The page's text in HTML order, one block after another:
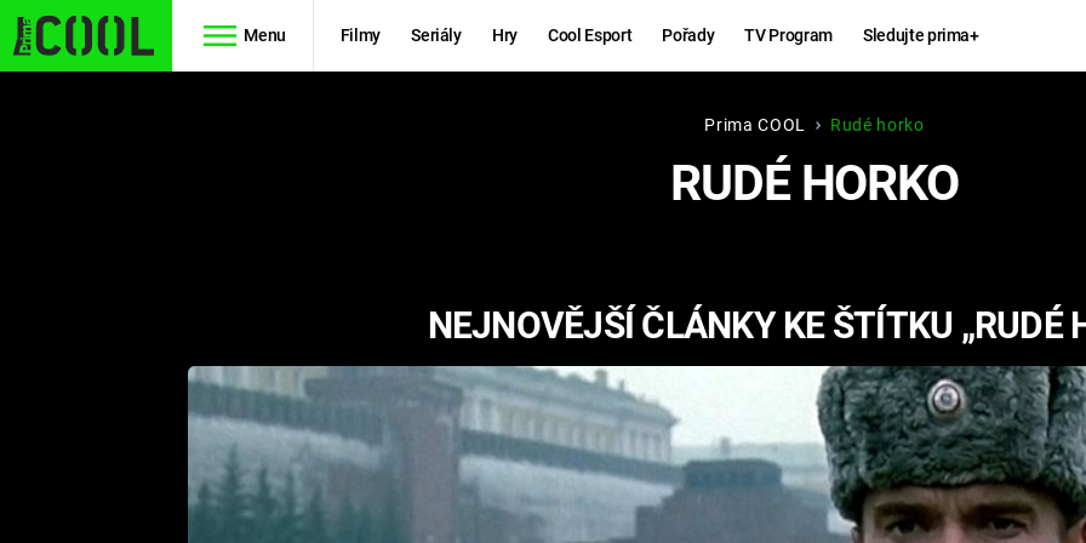
Menu Filmy Seriály Hry Cool Esport Pořady TV Program Sledujte prima+
FUTURAMA
RYCHLE A
ZBĚSILE 10
PREDÁTOR
Hry
KINGDOM
COME:
DELIVERANCE
ESPORT
CHUCK
NORRIS
Prima COOL Rudé horko
RUDÉ HORKO
NEJNOVĚJŠÍ ČLÁNKY KE ŠTÍTKU „RUDÉ